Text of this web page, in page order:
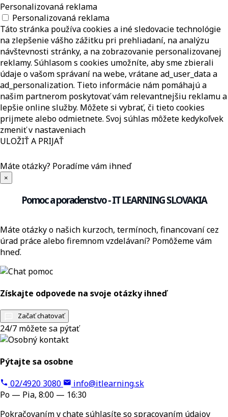
Personalizovaná reklama
Personalizovaná reklama
Táto stránka používa cookies a iné sledovacie technológie
na zlepšenie vášho zážitku pri prehliadaní, na analýzu
návštevnosti stránky, a na zobrazovanie personalizovanej
reklamy. Súhlasom s cookies umožníte, aby sme zbierali
údaje o vašom správaní na webe, vrátane ad_user_data a
ad_personalization. Tieto informácie nám pomáhajú a
našim partnerom poskytovať vám relevantnejšiu reklamu a
lepšie online služby. Môžete si vybrať, či tieto cookies
prijmete alebo odmietnete. Svoj súhlas môžete kedykoľvek
zmeniť v nastaveniach
ULOŽIŤ A PRIJAŤ
Máte otázky? Poradíme vám ihneď
×
Pomoc a poradenstvo - IT LEARNING SLOVAKIA
Máte otázky o našich kurzoch, termínoch, financovaní cez
úrad práce alebo firemnom vzdelávaní? Pomôžeme vám
hneď.
Získajte odpovede na svoje otázky ihneď
Začať chatovať
24/7 môžete sa pýtať
Pýtajte sa osobne
02/4920 3080
info@itlearning.sk
Po — Pia, 8:00 — 16:30
Pokračovaním v chate súhlasíte so spracovaním údajov